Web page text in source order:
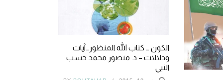
الكون … كتاب الله المنظور…آيات
ودلالات – د. منصور محمد حسب
النبي